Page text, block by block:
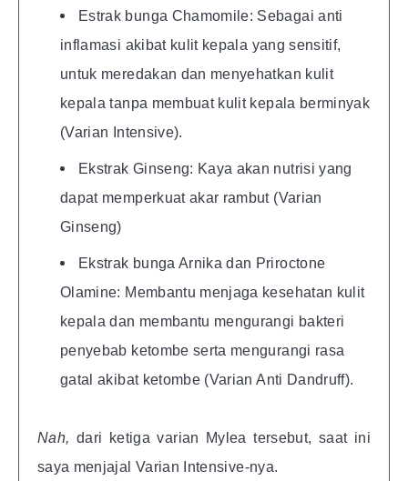
Estrak bunga Chamomile: Sebagai anti
inflamasi akibat kulit kepala yang sensitif,
untuk meredakan dan menyehatkan kulit
kepala tanpa membuat kulit kepala berminyak
(Varian Intensive).
Ekstrak Ginseng: Kaya akan nutrisi yang
dapat memperkuat akar rambut (Varian
Ginseng)
Ekstrak bunga Arnika dan Priroctone
Olamine: Membantu menjaga kesehatan kulit
kepala dan membantu mengurangi bakteri
penyebab ketombe serta mengurangi rasa
gatal akibat ketombe (Varian Anti Dandruff).
Nah, dari ketiga varian Mylea tersebut, saat ini
saya menjajal Varian Intensive-nya.